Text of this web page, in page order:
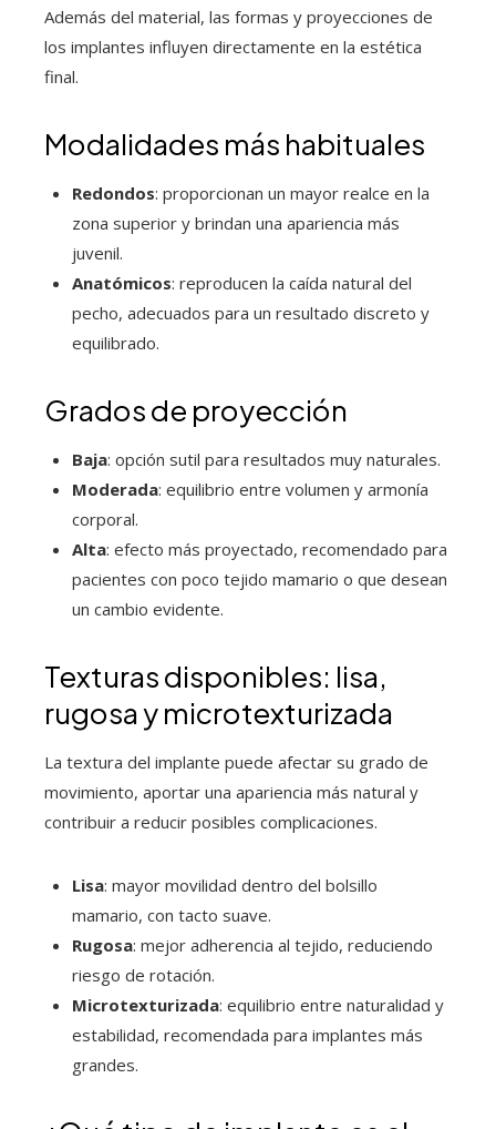
Además del material, las formas y proyecciones de
los implantes influyen directamente en la estética
final.
Modalidades más habituales
Redondos: proporcionan un mayor realce en la
zona superior y brindan una apariencia más
juvenil.
Anatómicos: reproducen la caída natural del
pecho, adecuados para un resultado discreto y
equilibrado.
Grados de proyección
Baja: opción sutil para resultados muy naturales.
Moderada: equilibrio entre volumen y armonía
corporal.
Alta: efecto más proyectado, recomendado para
pacientes con poco tejido mamario o que desean
un cambio evidente.
Texturas disponibles: lisa,
rugosa y microtexturizada
La textura del implante puede afectar su grado de
movimiento, aportar una apariencia más natural y
contribuir a reducir posibles complicaciones.
Lisa: mayor movilidad dentro del bolsillo
mamario, con tacto suave.
Rugosa: mejor adherencia al tejido, reduciendo
riesgo de rotación.
Microtexturizada: equilibrio entre naturalidad y
estabilidad, recomendada para implantes más
grandes.